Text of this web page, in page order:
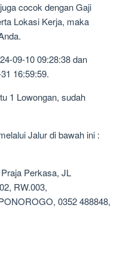
cocok dengan Gaji
Lokasi Kerja, maka
09-10 09:28:38 dan
16:59:59.
1 Lowongan, sudah
Jalur di bawah ini :
Perkasa, JL
RW.003,
0352 488848,